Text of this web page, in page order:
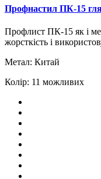
Профнастил ПК-15
Профлист ПК-15 як і
жорсткість і
Метал: Китай
Колір: 11 можливих